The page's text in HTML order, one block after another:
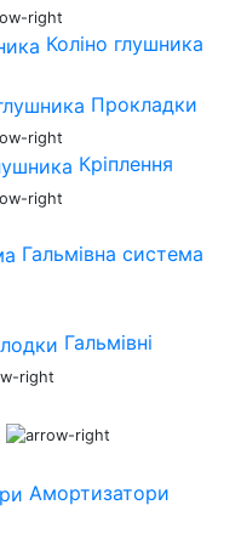
Коліно глушника
Прокладки
Кріплення
Гальмівна система
Гальмівні
Амортизатори